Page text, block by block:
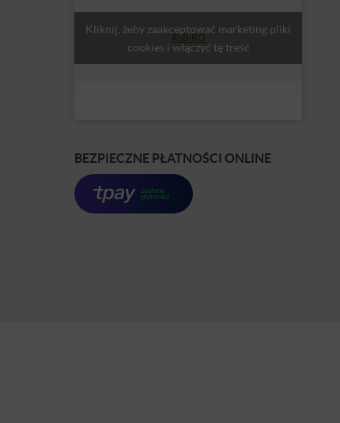
ASBiRO
Kliknij, żeby zaakceptować marketing pliki
cookies i włączyć tę treść
BEZPIECZNE PŁATNOŚCI ONLINE